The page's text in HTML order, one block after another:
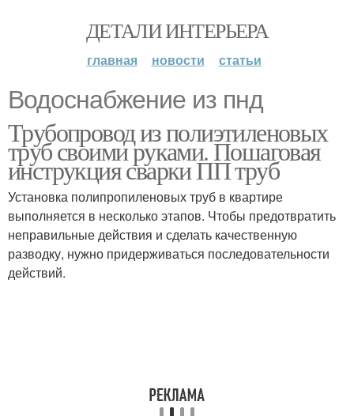
ДЕТАЛИ ИНТЕРЬЕРА
главная новости статьи
Водоснабжение из пнд
Трубопровод из полиэтиленовых
труб своими руками. Пошаговая
инструкция сварки ПП труб
Установка полипропиленовых труб в квартире
выполняется в несколько этапов. Чтобы предотвратить
неправильные действия и сделать качественную
разводку, нужно придерживаться последовательности
действий.